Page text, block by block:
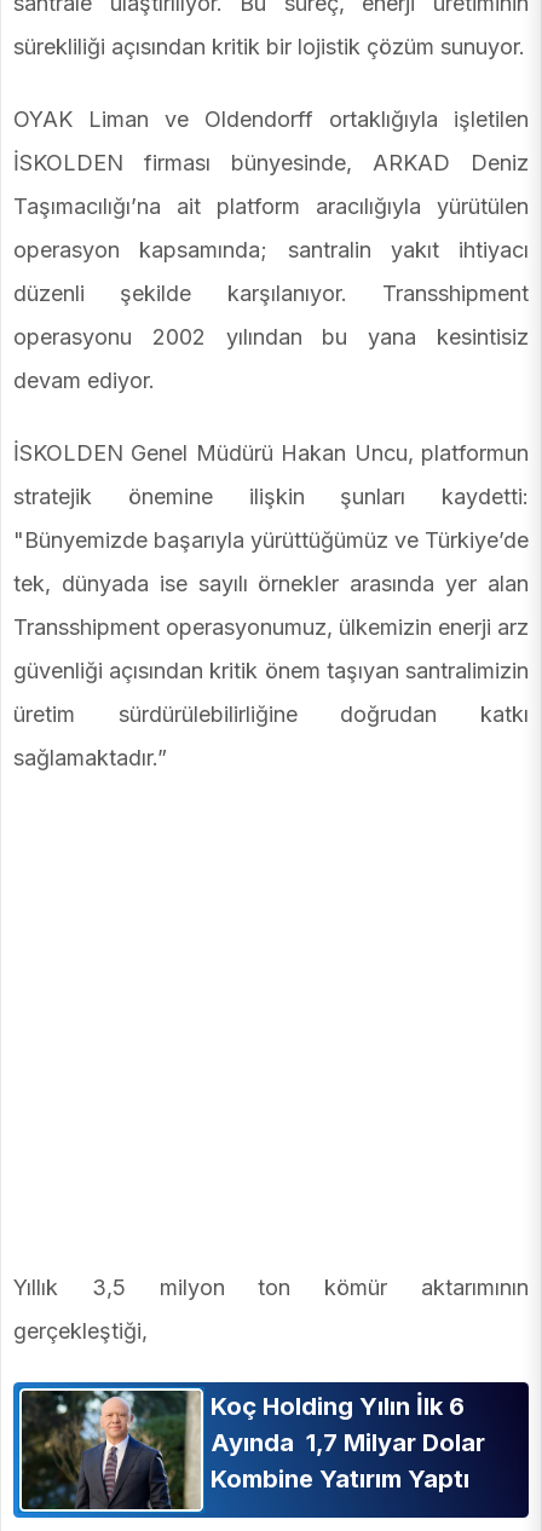
sürekliliği açısından kritik bir lojistik çözüm sunuyor.
OYAK Liman ve Oldendorff ortaklığıyla işletilen
İSKOLDEN firması bünyesinde, ARKAD Deniz
Taşımacılığı’na ait platform aracılığıyla yürütülen
operasyon kapsamında; santralin yakıt ihtiyacı
düzenli şekilde karşılanıyor. Transshipment
operasyonu 2002 yılından bu yana kesintisiz
devam ediyor.
İSKOLDEN Genel Müdürü Hakan Uncu, platformun
stratejik önemine ilişkin şunları kaydetti:
"Bünyemizde başarıyla yürüttüğümüz ve Türkiye’de
tek, dünyada ise sayılı örnekler arasında yer alan
Transshipment operasyonumuz, ülkemizin enerji arz
güvenliği açısından kritik önem taşıyan santralimizin
üretim sürdürülebilirliğine doğrudan katkı
sağlamaktadır.”
Yıllık 3,5 milyon ton kömür aktarımının
gerçekleştiği,
Koç Holding Yılın İlk 6
Ayında 1,7 Milyar Dolar
Kombine Yatırım Yaptı